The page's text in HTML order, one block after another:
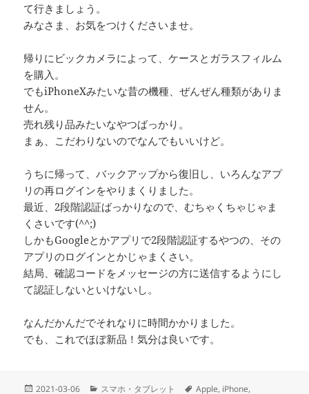
て行きましょう。
みなさま、お気をつけくださいませ。
帰りにビックカメラによって、ケースとガラスフィルム
を購入。
でもiPhoneXみたいな昔の機種、ぜんぜん種類がありま
せん。
売れ残り品みたいなやつばっかり。
まぁ、こだわりないのでなんでもいいけど。
うちに帰って、バックアップから復旧し、いろんなアプ
リの再ログインをやりまくりました。
最近、2段階認証ばっかりなので、むちゃくちゃじゃま
くさいです(^^;)
しかもGoogleとかアプリで2段階認証するやつの、その
アプリのログインとかじゃまくさい。
結局、確認コードをメッセージの方に送信するようにし
て認証しないといけないし。
なんだかんだでそれなりに時間かかりました。
でも、これでほぼ新品！気分は良いです。
投
2021-03-06
カ
スマホ・タブレット
タ
Apple, iPhone,